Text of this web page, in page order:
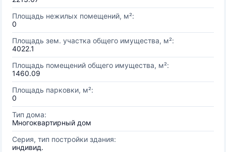
Площадь нежилых помещений, м²:
0
Площадь зем. участка общего имущества, м²:
4022.1
Площадь помещений общего имущества, м²:
1460.09
Площадь парковки, м²:
0
Тип дома:
Многоквартирный дом
Серия, тип постройки здания:
индивид.